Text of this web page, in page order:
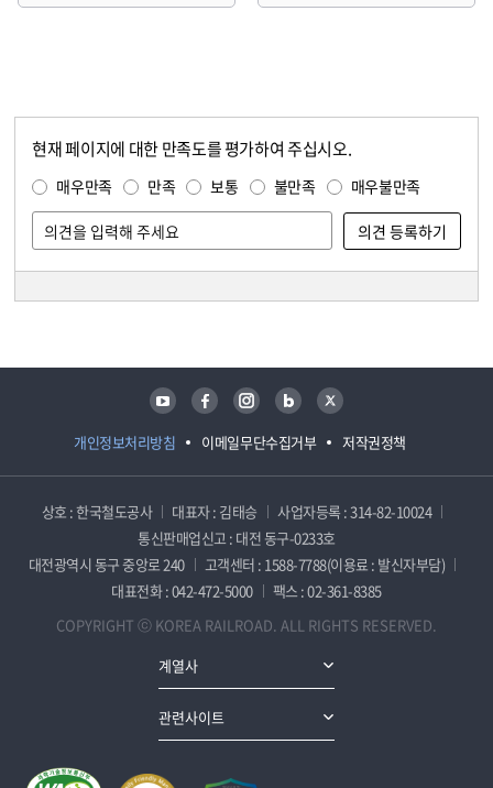
현재 페이지에 대한 만족도를 평가하여 주십시오.
매우만족 만족 보통 불만족 매우불만족
개인정보처리방침 이메일무단수집거부 저작권정책
유튜브 페이스북 인스타그램 블로그 트위터
상호 : 한국철도공사 대표자 : 김태승
사업자등록 : 314-82-10024
통신판매업신고 : 대전 동구-0233호
대전광역시 동구 중앙로 240
고객센터 : 1588-7788(이용료 : 발신자부담)
대표전화 : 042-472-5000
팩스 : 02-361-8385
COPYRIGHT ⓒ KOREA RAILROAD. ALL RIGHTS RESERVED.
계열사
관련사이트